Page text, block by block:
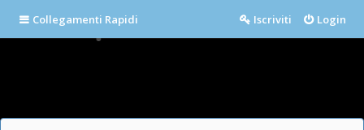
Collegamenti Rapidi Login
Iscriviti